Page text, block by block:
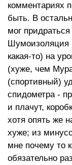
комментариях
быть. В
мог
Шумоизоляция
какая-то) на
(хуже, чем
(спортивный)
спидометра -
и плачут,
хотя опять же
хуже; из
мне почему то
обязательно